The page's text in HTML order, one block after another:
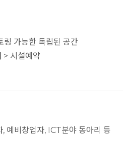
링 가능한 독립된 공간
> 시설예약
예비창업자, ICT분야 동아리 등